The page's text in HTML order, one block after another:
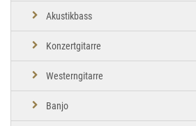
Akustikbass
Konzertgitarre
Westerngitarre
Banjo